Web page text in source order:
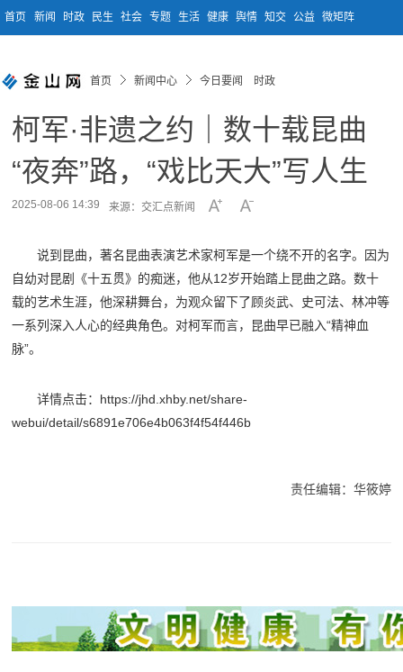
首页 新闻 时政 民生 社会 专题 生活 健康 舆情 知交 公益 微矩阵
首页 新闻中心 今日要闻 时政
柯军·非遗之约｜数十载昆曲
“夜奔”路，“戏比天大”写人生
2025-08-06 14:39 来源：交汇点新闻
说到昆曲，著名昆曲表演艺术家柯军是一个绕不开的名字。因为
自幼对昆剧《十五贯》的痴迷，他从12岁开始踏上昆曲之路。数十
载的艺术生涯，他深耕舞台，为观众留下了顾炎武、史可法、林冲等
一系列深入人心的经典角色。对柯军而言，昆曲早已融入“精神血
脉”。
详情点击：https://jhd.xhby.net/share-
webui/detail/s6891e706e4b063f4f54f446b
责任编辑：华筱婷